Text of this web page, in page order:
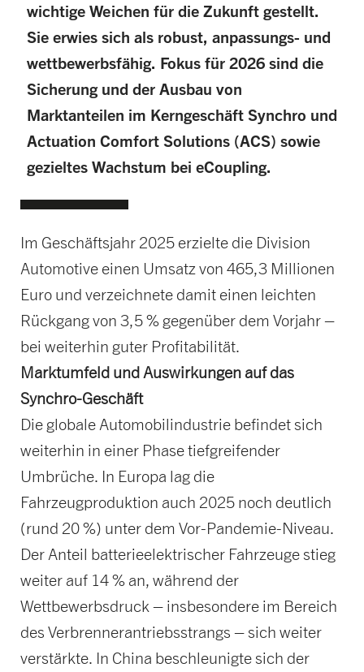
wichtige Weichen für die Zukunft gestellt.
Sie erwies sich als robust, anpassungs- und
wettbewerbsfähig. Fokus für 2026 sind die
Sicherung und der Ausbau von
Marktanteilen im Kerngeschäft Synchro und
Actuation Comfort Solutions (ACS) sowie
gezieltes Wachstum bei eCoupling.
Im Geschäftsjahr 2025 erzielte die Division
Automotive einen Umsatz von 465,3 Millionen
Euro und verzeichnete damit einen leichten
Rückgang von 3,5 % gegenüber dem Vorjahr –
bei weiterhin guter Profitabilität.
Marktumfeld und Auswirkungen auf das
Synchro-Geschäft
Die globale Automobilindustrie befindet sich
weiterhin in einer Phase tiefgreifender
Umbrüche. In Europa lag die
Fahrzeugproduktion auch 2025 noch deutlich
(rund 20 %) unter dem Vor-Pandemie-Niveau.
Der Anteil batterieelektrischer Fahrzeuge stieg
weiter auf 14 % an, während der
Wettbewerbsdruck – insbesondere im Bereich
des Verbrennerantriebsstrangs – sich weiter
verstärkte. In China beschleunigte sich der